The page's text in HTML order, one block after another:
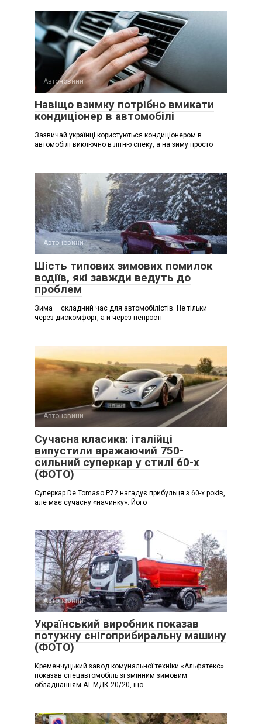
Автоновини
Навіщо взимку потрібно вмикати
кондиціонер в автомобілі
Зазвичай українці користуються кондиціонером в
автомобілі виключно в літню спеку, а на зиму просто
Автоновини
Шість типових зимових помилок
водіїв, які завжди ведуть до
проблем
Зима – складний час для автомобілістів. Не тільки
через дискомфорт, а й через непрості
Автоновини
Сучасна класика: італійці
випустили вражаючий 750-
сильний суперкар у стилі 60-х
(ФОТО)
Суперкар De Tomaso P72 нагадує прибульця з 60-х років,
але має сучасну «начинку». Його
Автоновини
Український виробник показав
потужну снігоприбиральну машину
(ФОТО)
Кременчуцький завод комунальної техніки «Альфатекс»
показав спецавтомобіль зі змінним зимовим
обладнанням АТ МДК-20/20, що